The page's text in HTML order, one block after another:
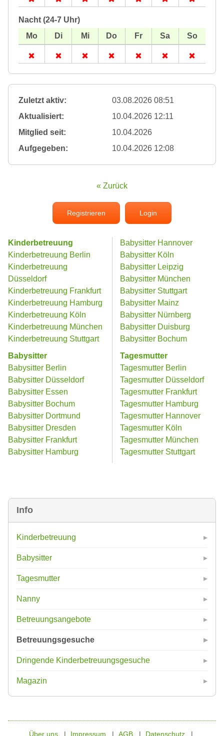
Info
Kinderbetreuung
Babysitter
Tagesmutter
Nanny
Betreuungsangebote
Betreuungsgesuche
Dringende Kinderbetreuungsgesuche
Magazin
Nacht (24-7 Uhr)
Zuletzt aktiv:
03.08.2026 08:51
Aktualisiert:
10.04.2026 12:11
Mitglied seit:
10.04.2026
Aufgegeben:
10.04.2026 12:08
« Zurück
Registrieren Login
Kinderbetreuung
Kinderbetreuung Berlin
Kinderbetreuung
Düsseldorf
Kinderbetreuung Frankfurt
Kinderbetreuung Hamburg
Kinderbetreuung Köln
Kinderbetreuung München
Kinderbetreuung Stuttgart
Babysitter
Babysitter Berlin
Babysitter Düsseldorf
Babysitter Essen
Babysitter Bochum
Babysitter Dortmund
Babysitter Dresden
Babysitter Frankfurt
Babysitter Hamburg
Babysitter Hannover
Babysitter Köln
Babysitter Leipzig
Babysitter München
Babysitter Stuttgart
Babysitter Mainz
Babysitter Nürnberg
Babysitter Duisburg
Babysitter Bochum
Tagesmutter
Tagesmutter Berlin
Tagesmutter Düsseldorf
Tagesmutter Frankfurt
Tagesmutter Hamburg
Tagesmutter Hannover
Tagesmutter Köln
Tagesmutter München
Tagesmutter Stuttgart
Über uns Impressum AGB Datenschutz